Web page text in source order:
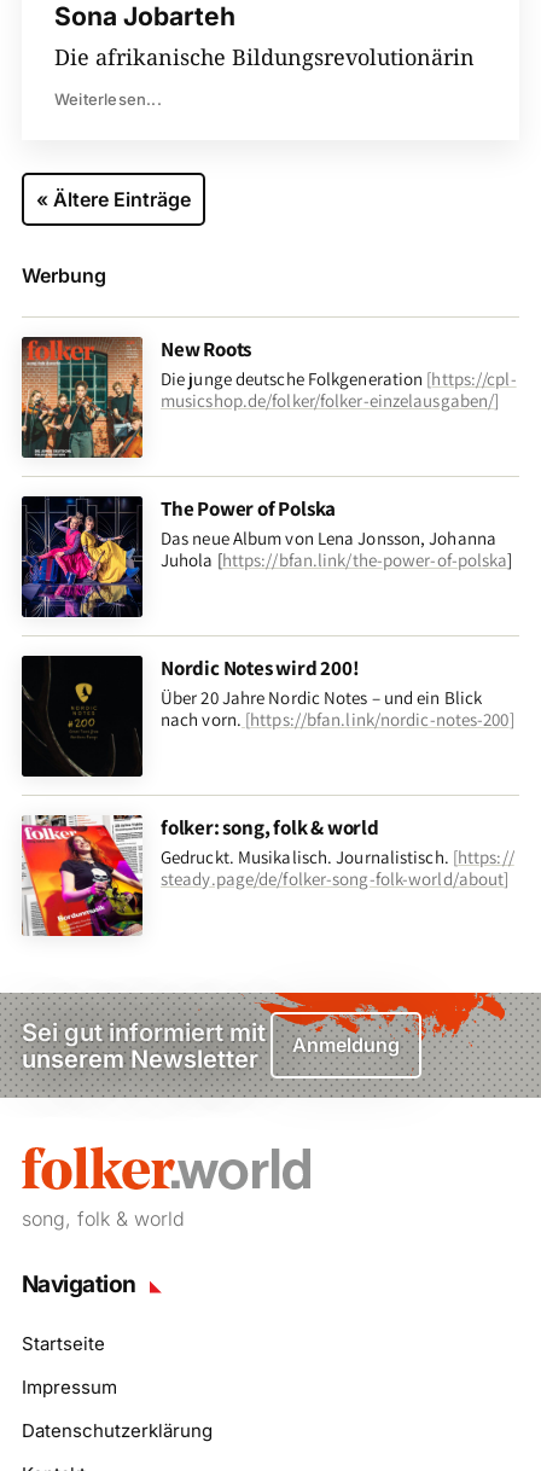
Sona Jobarteh
Die afrikanische Bildungsrevolutionärin
Weiterlesen...
« Ältere Einträge
Werbung
New Roots
Die junge deutsche Folkgeneration [https://cpl-
musicshop.de/folker/folker-einzelausgaben/]
The Power of Polska
Das neue Album von Lena Jonsson, Johanna
Juhola [https://bfan.link/the-power-of-polska]
Nordic Notes wird 200!
Über 20 Jahre Nordic Notes – und ein Blick
nach vorn. [https://bfan.link/nordic-notes-200]
folker: song, folk & world
Gedruckt. Musikalisch. Journalistisch. [https://
steady.page/de/folker-song-folk-world/about]
Sei gut informiert mit
unserem Newsletter
Anmeldung
song, folk & world
Navigation
Startseite
Impressum
Datenschutzerklärung